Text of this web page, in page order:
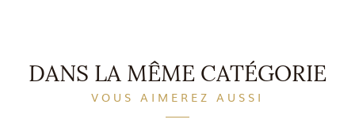
DANS LA MÊME CATÉGORIE
VOUS AIMEREZ AUSSI